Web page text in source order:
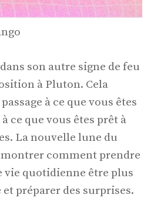
son autre signe de feu
à Pluton. Cela
à ce que vous êtes
ce que vous êtes prêt à
La nouvelle lune du
comment prendre
vie quotidienne être plus
préparer des surprises.